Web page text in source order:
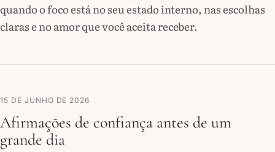
quando o foco está no seu estado interno, nas escolhas
claras e no amor que você aceita receber.
15 DE JUNHO DE 2026
Afirmações de confiança antes de um
grande dia